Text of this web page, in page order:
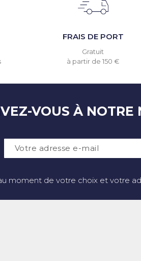
FRAIS DE PORT
Gratuit
à partir de 150 €
VOUS À NOTRE
moment de votre choix et votre